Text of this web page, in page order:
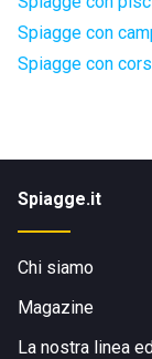
Spiagge con
Spiagge con
Spiagge.it
Chi siamo
Magazine
La nostra linea